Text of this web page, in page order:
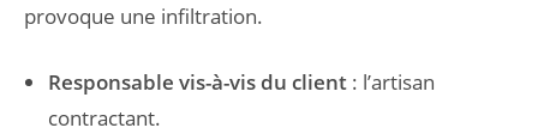
provoque une infiltration.
Responsable vis-à-vis du client : l’artisan
contractant.